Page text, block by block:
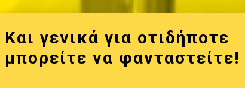
Και γενικά για οτιδήποτε
μπορείτε να φανταστείτε!